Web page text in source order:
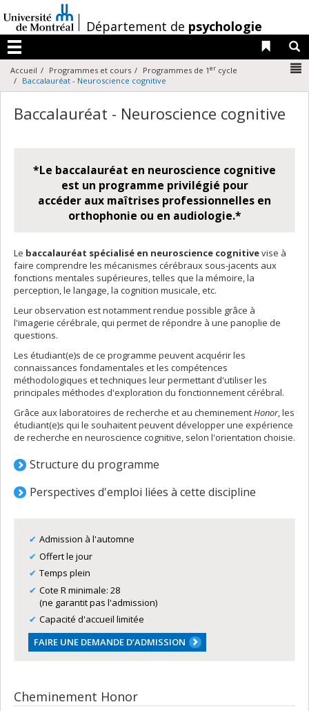
au
contenu
/Département de psychologie
Menu
Liens
Accueil Programmes et cours Programmes de 1er cycle
Baccalauréat - Neuroscience cognitive
Baccalauréat - Neuroscience cognitive
*Le baccalauréat en neuroscience cognitive
est un programme privilégié pour
accéder aux maîtrises professionnelles en
orthophonie ou en audiologie.*
Le baccalauréat spécialisé en neuroscience cognitivevise à
faire comprendre les mécanismes cérébraux sous-jacents aux
fonctions mentales supérieures, telles que la mémoire, la
perception, le langage, la cognition musicale, etc.
Leur observation est notamment rendue possible grâce à
l'imagerie cérébrale, qui permet de répondre à une panoplie de
questions.
Les étudiant(e)s de ce programme peuvent acquérir les
connaissances fondamentales et les compétences
méthodologiques et techniques leur permettant d'utiliser les
principales méthodes d'exploration du fonctionnement cérébral.
Grâce aux laboratoires de recherche et au cheminementHonor, les
étudiant(e)s qui le souhaitent peuvent développer une expérience
de recherche en neuroscience cognitive, selon l'orientation choisie.
Structure du programme
Perspectives d'emploi liées à cette discipline
Admission à l'automne
Offert le jour
Temps plein
Cote R minimale: 28
(ne garantit pas l'admission)
Capacité d'accueil limitée
FAIRE UNE DEMANDE D’ADMISSION
Cheminement Honor